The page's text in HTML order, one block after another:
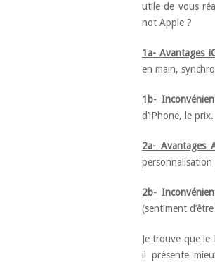
utile de vous
not Apple ?
1a- Avantages
en main,
1b-
d’iPhone, le prix.
2a- Avantages
personnalisation
2b-
(sentiment
Je trouve que le
il présente